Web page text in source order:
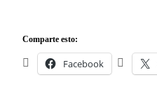
Comparte esto:
Facebook